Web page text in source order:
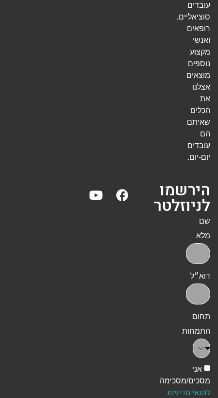
עובדים
סוציאליים,
רופאים
ואנשי
מקצוע
נוספים
מוצאים
אצלנו
את
הכלים
שאיתם
הם
עובדים
יום-יום.
הירשמו
לניוזלטר
שם
מלא
דוא״ל
תחום
התמחות
אני
מסכים/מסכימה
לתנאי מדיניות